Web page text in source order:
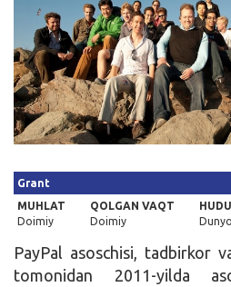
Grant
MUHLAT
Doimiy
QOLGAN VAQT
Doimiy
PayPal asoschisi, tadbirkor
tomonidan 2011-yilda